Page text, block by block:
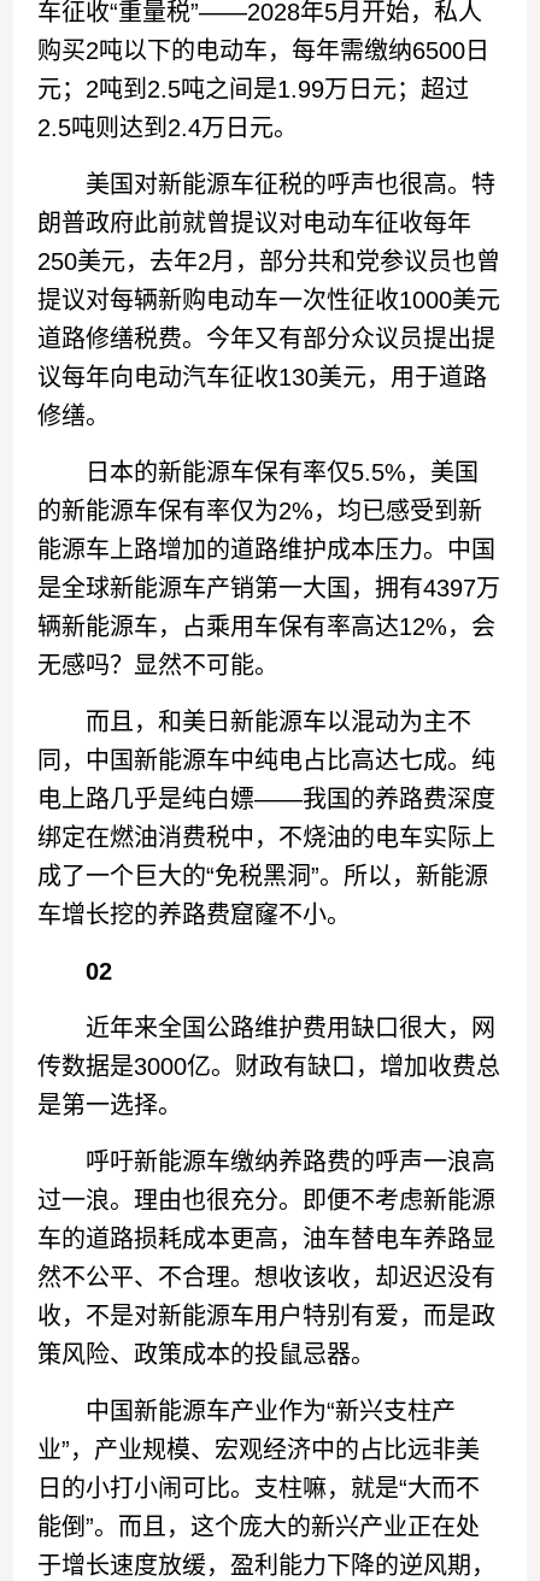
车征收“重量税”——2028年5月开始，私人
购买2吨以下的电动车，每年需缴纳6500日
元；2吨到2.5吨之间是1.99万日元；超过
2.5吨则达到2.4万日元。
美国对新能源车征税的呼声也很高。特
朗普政府此前就曾提议对电动车征收每年
250美元，去年2月，部分共和党参议员也曾
提议对每辆新购电动车一次性征收1000美元
道路修缮税费。今年又有部分众议员提出提
议每年向电动汽车征收130美元，用于道路
修缮。
日本的新能源车保有率仅5.5%，美国
的新能源车保有率仅为2%，均已感受到新
能源车上路增加的道路维护成本压力。中国
是全球新能源车产销第一大国，拥有4397万
辆新能源车，占乘用车保有率高达12%，会
无感吗？显然不可能。
而且，和美日新能源车以混动为主不
同，中国新能源车中纯电占比高达七成。纯
电上路几乎是纯白嫖——我国的养路费深度
绑定在燃油消费税中，不烧油的电车实际上
成了一个巨大的“免税黑洞”。所以，新能源
车增长挖的养路费窟窿不小。
02
近年来全国公路维护费用缺口很大，网
传数据是3000亿。财政有缺口，增加收费总
是第一选择。
呼吁新能源车缴纳养路费的呼声一浪高
过一浪。理由也很充分。即便不考虑新能源
车的道路损耗成本更高，油车替电车养路显
然不公平、不合理。想收该收，却迟迟没有
收，不是对新能源车用户特别有爱，而是政
策风险、政策成本的投鼠忌器。
中国新能源车产业作为“新兴支柱产
业”，产业规模、宏观经济中的占比远非美
日的小打小闹可比。支柱嘛，就是“大而不
能倒”。而且，这个庞大的新兴产业正在处
于增长速度放缓，盈利能力下降的逆风期，